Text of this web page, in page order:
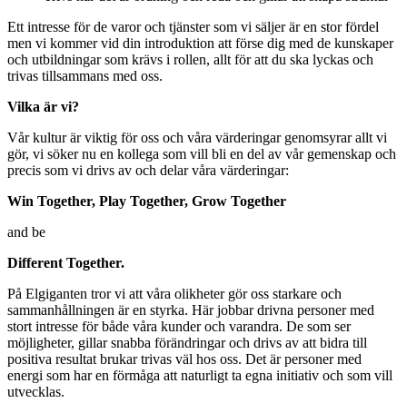
Ett intresse för de varor och tjänster som vi säljer är en stor fördel
men vi kommer vid din introduktion att förse dig med de kunskaper
och utbildningar som krävs i rollen, allt för att du ska lyckas och
trivas tillsammans med oss.
Vilka är vi?
Vår kultur är viktig för oss och våra värderingar genomsyrar allt vi
gör, vi söker nu en kollega som vill bli en del av vår gemenskap och
precis som vi drivs av och delar våra värderingar:
Win Together, Play Together, Grow Together
and be
Different Together.
På Elgiganten tror vi att våra olikheter gör oss starkare och
sammanhållningen är en styrka. Här jobbar drivna personer med
stort intresse för både våra kunder och varandra. De som ser
möjligheter, gillar snabba förändringar och drivs av att bidra till
positiva resultat brukar trivas väl hos oss. Det är personer med
energi som har en förmåga att naturligt ta egna initiativ och som vill
utvecklas.